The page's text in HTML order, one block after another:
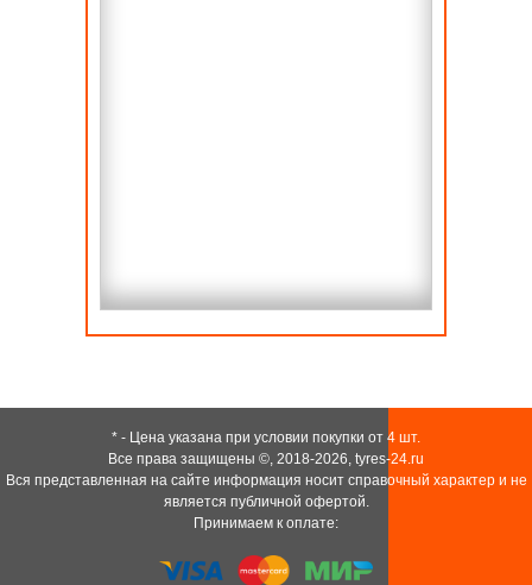
* - Цена указана при условии покупки от 4 шт.
Все права защищены ©, 2018-2026, tyres-24.ru
Вся представленная на сайте информация носит справочный характер и не
является публичной офертой.
Принимаем к оплате: